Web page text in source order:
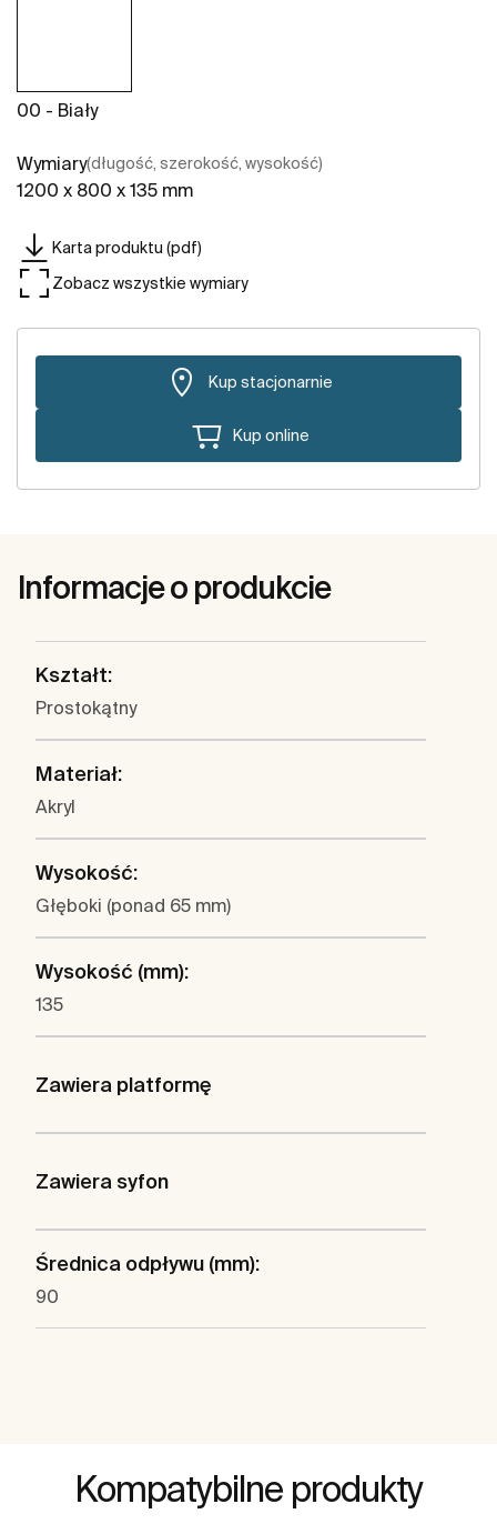
00 - Biały
Wymiary(długość, szerokość, wysokość)
1200 x 800 x 135 mm
Karta produktu (pdf)
Zobacz wszystkie wymiary
Kup stacjonarnie
Kup online
Informacje o produkcie
Kształt:
Prostokątny
Materiał:
Akryl
Wysokość:
Głęboki (ponad 65 mm)
Wysokość (mm):
135
Zawiera platformę
Zawiera syfon
Średnica odpływu (mm):
90
Kompatybilne produkty